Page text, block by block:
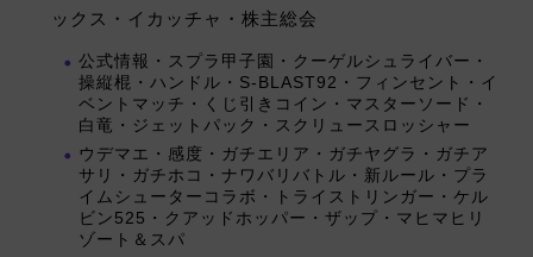
ックス・イカッチャ・株主総会
公式情報・スプラ甲子園・クーゲルシュライバー・
操縦棍・ハンドル・S-BLAST92・フィンセント・イ
ベントマッチ・くじ引きコイン・マスターソード・
白竜・ジェットパック・スクリュースロッシャー
ウデマエ・感度・ガチエリア・ガチヤグラ・ガチア
サリ・ガチホコ・ナワバリバトル・新ルール・プラ
イムシューターコラボ・トライストリンガー・ケル
ビン525・クアッドホッパー・ザップ・マヒマヒリ
ゾート＆スパ